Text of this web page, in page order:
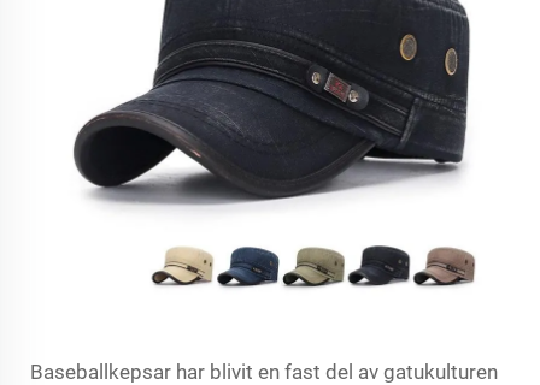
Baseballkepsar har blivit en fast del av gatukulturen